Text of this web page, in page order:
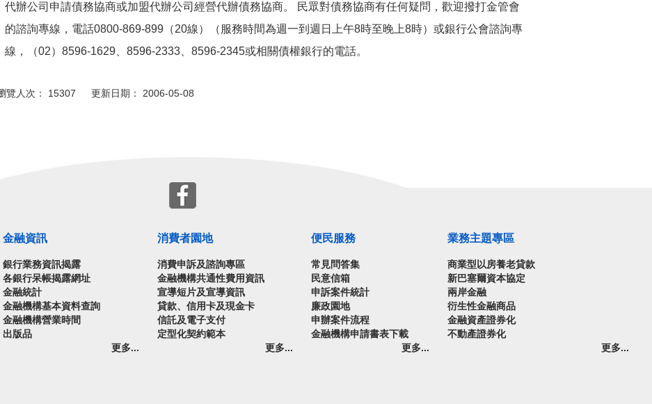
代辦公司申請債務協商或加盟代辦公司經營代辦債務協商。 民眾對債務協商有任何疑問，歡迎撥打金管會
的諮詢專線，電話0800-869-899（20線）（服務時間為週一到週日上午8時至晚上8時）或銀行公會諮詢專
線，（02）8596-1629、8596-2333、8596-2345或相關債權銀行的電話。
覽人次： 15307 更新日期： 2006-05-08
金融資訊
銀行業務資訊揭露
各銀行呆帳揭露網址
金融統計
金融機構基本資料查詢
金融機構營業時間
出版品
更多...
消費者園地
消費申訴及諮詢專區
金融機構共通性費用資訊
宣導短片及宣導資訊
貸款、信用卡及現金卡
信託及電子支付
定型化契約範本
更多...
便民服務
常見問答集
民意信箱
申訴案件統計
廉政園地
申辦案件流程
金融機構申請書表下載
更多...
業務主題專區
商業型以房養老貸款
新巴塞爾資本協定
兩岸金融
衍生性金融商品
金融資產證券化
不動產證券化
更多...